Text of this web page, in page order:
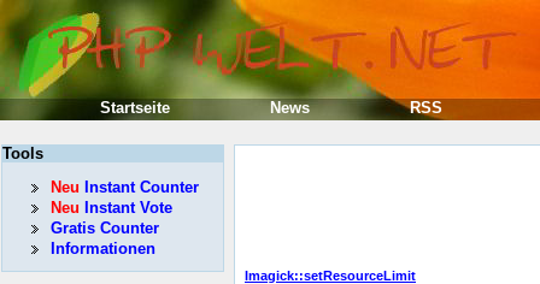
Imagick::setResourceLimit
Tools
Neu Instant Counter
Neu Instant Vote
Gratis Counter
Informationen
Startseite News RSS